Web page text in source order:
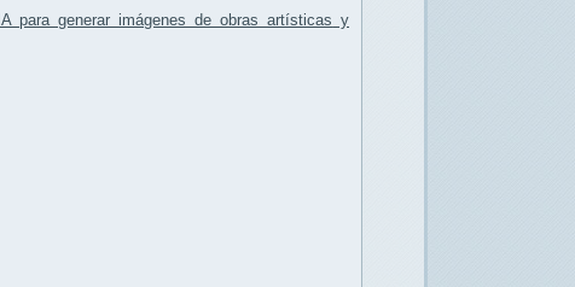
IA para generar imágenes de obras artísticas y